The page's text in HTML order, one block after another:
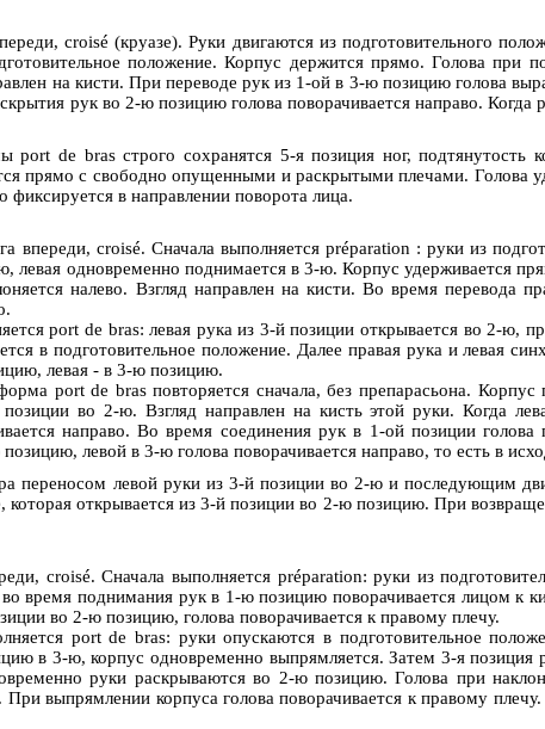
croisé (круазе). Руки двигаются из подготовительного
положение. Корпус держится прямо. Голова при
на кисти. При переводе рук из 1-ой в 3-ю позицию голова
рук во 2-ю позицию голова поворачивается направо.
de bras строго сохранятся 5-я позиция ног, подтянутость
прямо с свободно опущенными и раскрытыми плечами. Голова
фиксируется в направлении поворота лица.
впереди, croisé. Сначала выполняется préparation : руки из
левая одновременно поднимается в 3-ю. Корпус удерживается
налево. Взгляд направлен на кисти. Во время перевода
рort de bras: левая рука из 3-й позиции открывается во 2-ю,
в подготовительное положение. Далее правая рука и левая
левая - в 3-ю позицию.
рort de bras повторяется сначала, без препарасьона.
во 2-ю. Взгляд направлен на кисть этой руки. Когда
направо. Во время соединения рук в 1-ой позиции
левой в 3-ю голова поворачивается направо, то есть в
переносом левой руки из 3-й позиции во 2-ю и последующим
открывается из 3-й позиции во 2-ю позицию. При
croisé. Сначала выполняется préparation: руки из
время поднимания рук в 1-ю позицию поворачивается лицом к
во 2-ю позицию, голова поворачивается к правому плечу.
рort de bras: руки опускаются в подготовительное
в 3-ю, корпус одновременно выпрямляется. Затем 3-я позиция
руки раскрываются во 2-ю позицию. Голова при
выпрямлении корпуса голова поворачивается к правому